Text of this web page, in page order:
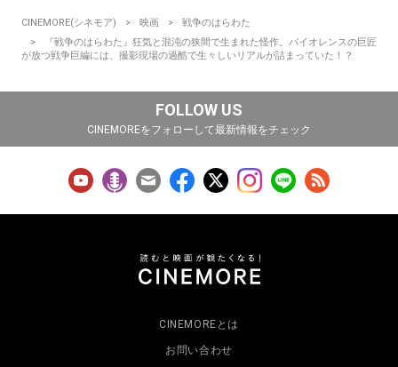
CINEMORE(シネモア) 映画
戦争のはらわた
『戦争のはらわた』狂気と混沌の狭間で生まれた怪作。バイオレンスの巨匠
が放つ戦争巨編には、撮影現場の過酷で生々しいリアルが詰まっていた！？
FOLLOW US
CINEMOREをフォローして最新情報をチェック
CINEMOREとは
お問い合わせ